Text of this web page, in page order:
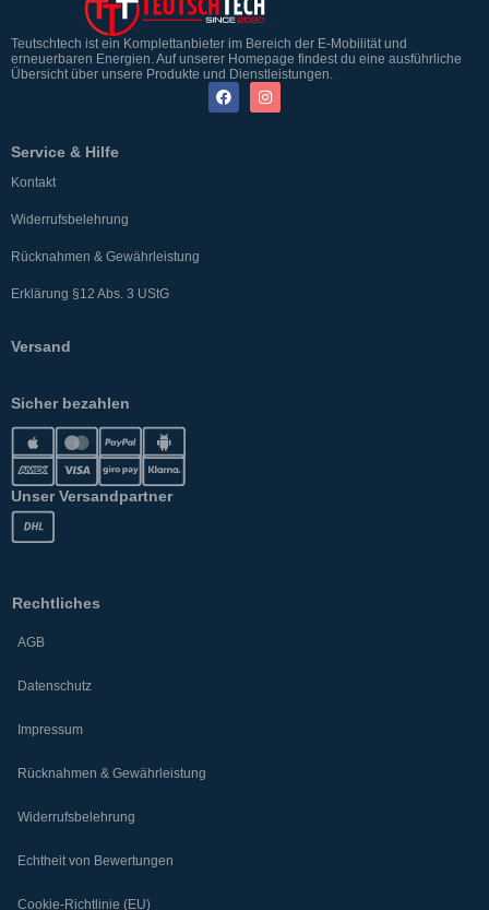
Teutschtech ist ein Komplettanbieter im Bereich der E-Mobilität und
erneuerbaren Energien. Auf unserer Homepage findest du eine ausführliche
Übersicht über unsere Produkte und Dienstleistungen.
Service & Hilfe
Kontakt
Widerrufsbelehrung
Rücknahmen & Gewährleistung
Erklärung §12 Abs. 3 UStG
Versand
Sicher bezahlen
Unser Versandpartner
Rechtliches
AGB
Datenschutz
Impressum
Rücknahmen & Gewährleistung
Widerrufsbelehrung
Echtheit von Bewertungen
Cookie-Richtlinie (EU)